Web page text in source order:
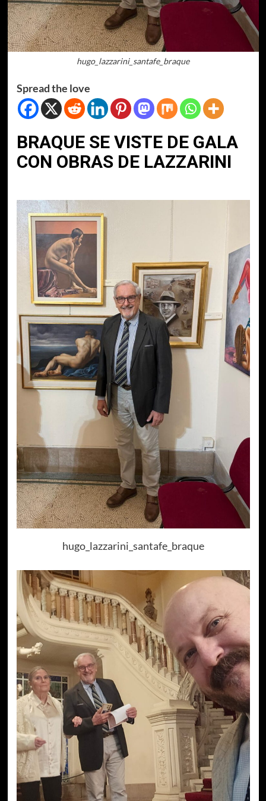
hugo_lazzarini_santafe_braque
Spread the love
BRAQUE SE VISTE DE GALA
CON OBRAS DE LAZZARINI
hugo_lazzarini_santafe_braque